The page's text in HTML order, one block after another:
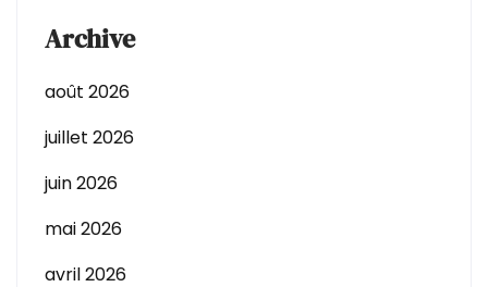
Archive
août 2026
juillet 2026
juin 2026
mai 2026
avril 2026